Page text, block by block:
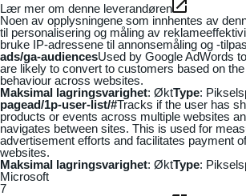
Lær mer om denne leverandøren
Noen av opplysningene som innhentes av
til personalisering og måling av
bruke IP-adressene til annonsemåling og -
ads/ga-audiencesUsed by Google AdWords
are likely to convert to customers based on
behaviour across websites.
Maksimal lagringsvarighet: ØktType:
pagead/1p-user-list/#Tracks if the user has
products or events across multiple websites
navigates between sites. This is used for
advertisement efforts and facilitates payment
websites.
Maksimal lagringsvarighet: ØktType:
Microsoft
7